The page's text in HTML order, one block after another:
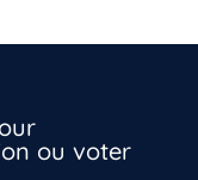
ou voter